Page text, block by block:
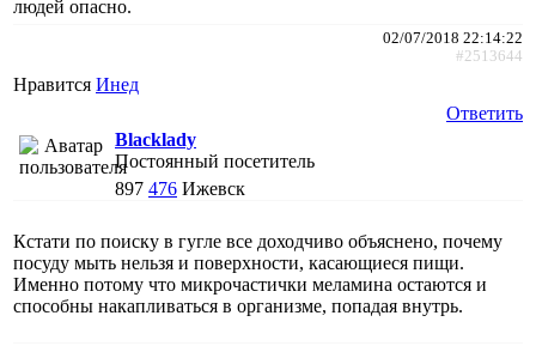
людей опасно.
02/07/2018 22:14:22
#2513644
Нравится Инед
Ответить
Blacklady
Постоянный посетитель
897 476 Ижевск
Кстати по поиску в гугле все доходчиво объяснено, почему
посуду мыть нельзя и поверхности, касающиеся пищи.
Именно потому что микрочастички меламина остаются и
способны накапливаться в организме, попадая внутрь.